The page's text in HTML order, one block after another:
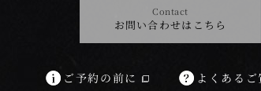
Contact
お問い合わせはこちら
ご予約の前に よくあるご